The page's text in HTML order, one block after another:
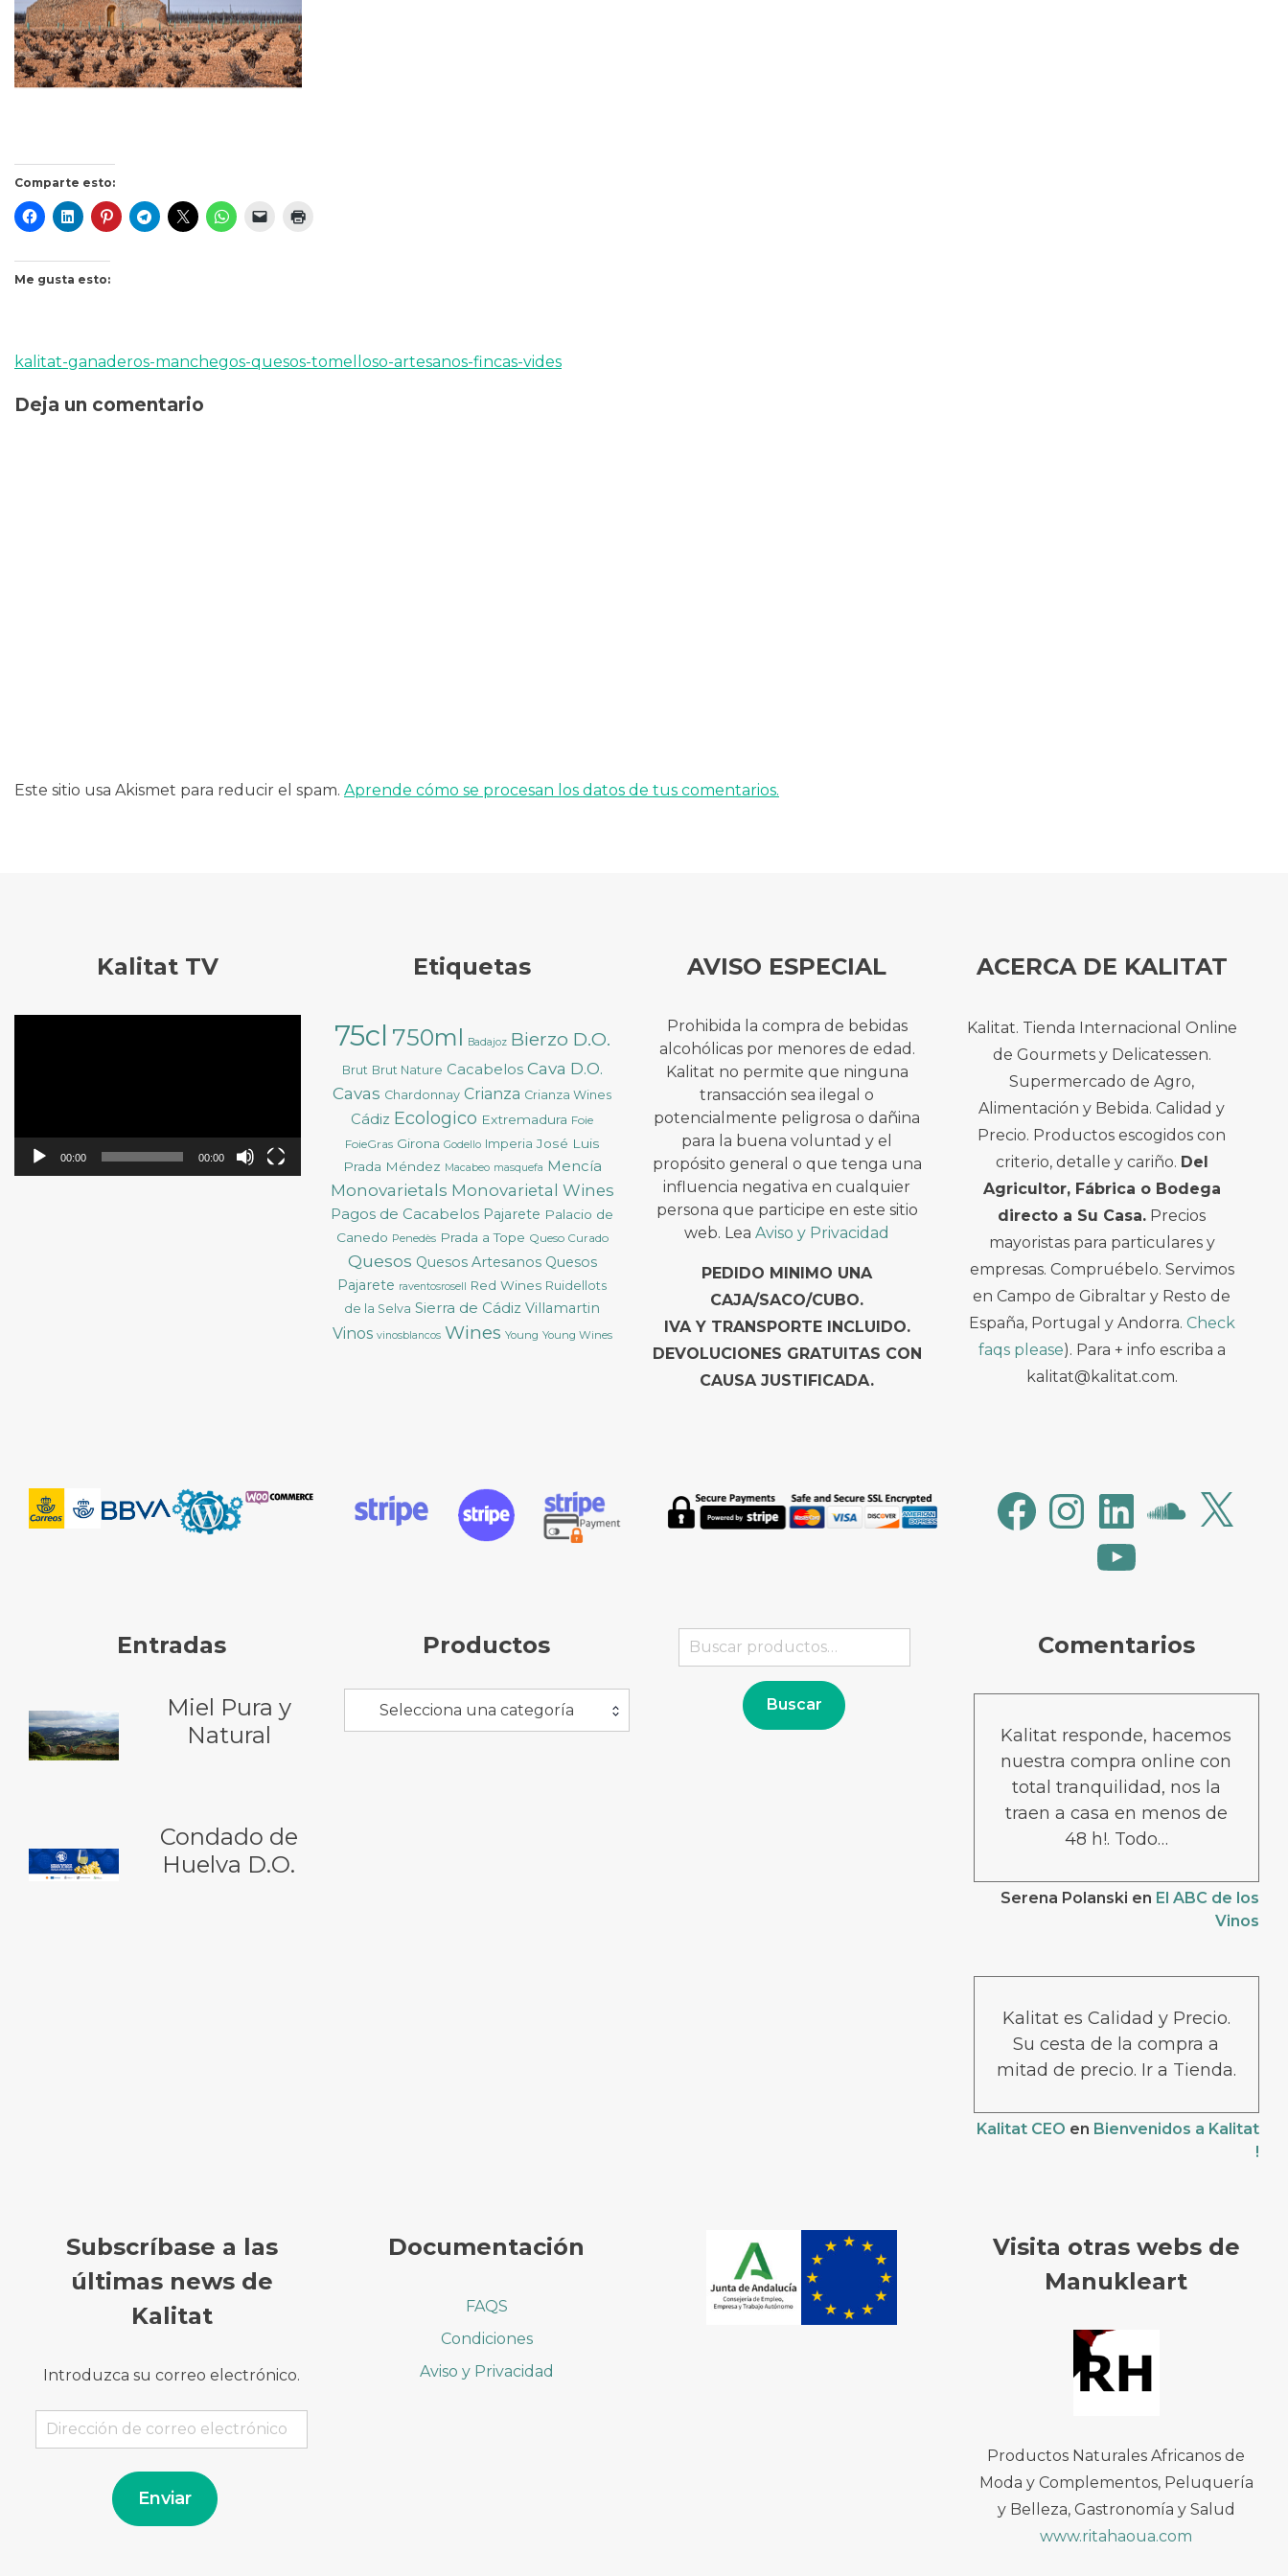
Comparte esto:
Me gusta esto:
Navegación
kalitat-ganaderos-manchegos-quesos-tomelloso-artesanos-fincas-vides
Deja un comentario
Este sitio usa Akismet para reducir el spam. Aprende cómo se procesan los datos de tus comentarios.
Kalitat TV
00:00 00:00
Etiquetas
75cl 750ml Badajoz Bierzo D.O.
Brut Brut Nature Cacabelos Cava D.O.
Cavas Chardonnay Crianza Crianza Wines
Cádiz Ecologico Extremadura Foie
FoieGras Girona Godello Imperia José Luis
Prada Méndez Macabeo masquefa Mencía
Monovarietals Monovarietal Wines
Pagos de Cacabelos Pajarete Palacio de
Canedo Penedès Prada a Tope Queso Curado
Quesos Quesos Artesanos Quesos
Pajarete raventosrosell Red Wines Ruidellots
de la Selva Sierra de Cádiz Villamartin
Vinos vinosblancos Wines Young Young Wines
AVISO ESPECIAL
Prohibida la compra de bebidas
alcohólicas por menores de edad.
Kalitat no permite que ninguna
transacción sea ilegal o
potencialmente peligrosa o dañina
para la buena voluntad y el
propósito general o que tenga una
influencia negativa en cualquier
persona que participe en este sitio
web. LeaAviso y Privacidad
PEDIDO MINIMO UNA
CAJA/SACO/CUBO.
IVA Y TRANSPORTE INCLUIDO.
DEVOLUCIONES GRATUITAS CON
CAUSA JUSTIFICADA.
ACERCA DE KALITAT
Kalitat. Tienda Internacional Online
de Gourmets y Delicatessen.
Supermercado de Agro,
Alimentación y Bebida. Calidad y
Precio. Productos escogidos con
criterio, detalle y cariño. Del
Agricultor, Fábrica o Bodega
directo a Su Casa. Precios
mayoristas para particulares y
empresas. Compruébelo. Servimos
en Campo de Gibraltar y Resto de
España, Portugal y Andorra. Check
faqs please). Para + info escriba a
kalitat@kalitat.com.
FacebookInstagramLinkedInSoundCloud
X
YouTube
Entradas
Miel Pura y
Natural
Condado de
Huelva D.O.
Productos
Selecciona una categoría
Buscar
Buscar
Comentarios
Kalitat responde, hacemos
nuestra compra online con
total tranquilidad, nos la
traen a casa en menos de
48 h!. Todo…
Serena Polanski en El ABC de los
Vinos
Kalitat es Calidad y Precio.
Su cesta de la compra a
mitad de precio. Ir a Tienda.
Kalitat CEO en Bienvenidos a Kalitat
!
Subscríbase a las
últimas news de
Kalitat
Introduzca su correo electrónico.
Dirección
electrónico
Enviar
Documentación
FAQS
Condiciones
Aviso y Privacidad
Visita otras webs de
Manukleart
Productos Naturales Africanos de
Moda y Complementos, Peluquería
y Belleza, Gastronomía y Salud
www.ritahaoua.com